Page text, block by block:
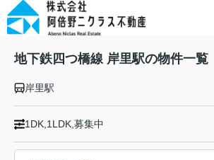
地下鉄四つ橋線 岸里駅の物件一覧
岸里駅
1DK,1LDK,募集中